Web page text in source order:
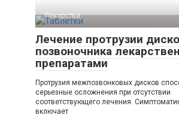
Лекарства
Лечение протрузии
позвоночника
препаратами
Протрузия межпозвонковых дисков
серьезные осложнения при отсутствии
соответствующего лечения.
включает